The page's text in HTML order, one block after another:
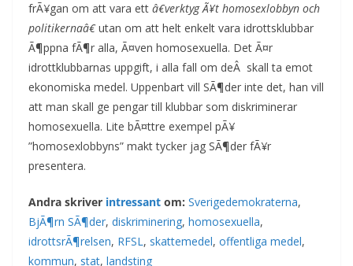
frÃ¥gan om att vara ett â€verktyg Ã¥t homosexlobbyn och
politikernaâ€utan om att helt enkelt vara idrottsklubbar
Ã¶ppna fÃ¶r alla, Ã¤ven homosexuella. Det Ã¤r
idrottklubbarnas uppgift, i alla fall om deÂ skall ta emot
ekonomiska medel. Uppenbart vill SÃ¶der inte det, han vill
att man skall ge pengar till klubbar som diskriminerar
homosexuella. Lite bÃ¤ttre exempel pÃ¥
”homosexlobbyns” makt tycker jag SÃ¶der fÃ¥r
presentera.
Andra skriver intressant om: Sverigedemokraterna,
BjÃ¶rn SÃ¶der, diskriminering, homosexuella,
idrottsrÃ¶relsen, RFSL, skattemedel, offentliga medel,
kommun, stat, landsting